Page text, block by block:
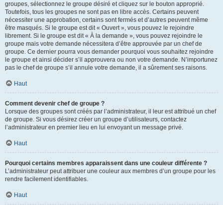
groupes, sélectionnez le groupe désiré et cliquez sur le bouton approprié.
Toutefois, tous les groupes ne sont pas en libre accès. Certains peuvent
nécessiter une approbation, certains sont fermés et d’autres peuvent même
être masqués. Si le groupe est dit « Ouvert », vous pouvez le rejoindre
librement. Si le groupe est dit « À la demande », vous pouvez rejoindre le
groupe mais votre demande nécessitera d’être approuvée par un chef de
groupe. Ce dernier pourra vous demander pourquoi vous souhaitez rejoindre
le groupe et ainsi décider s’il approuvera ou non votre demande. N’importunez
pas le chef de groupe s’il annule votre demande, il a sûrement ses raisons.
Haut
Comment devenir chef de groupe ?
Lorsque des groupes sont créés par l’administrateur, il leur est attribué un chef
de groupe. Si vous désirez créer un groupe d’utilisateurs, contactez
l’administrateur en premier lieu en lui envoyant un message privé.
Haut
Pourquoi certains membres apparaissent dans une couleur différente ?
L’administrateur peut attribuer une couleur aux membres d’un groupe pour les
rendre facilement identifiables.
Haut